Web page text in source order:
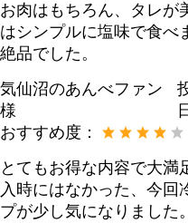
お肉はもちろん、タレが
はシンプルに塩味で食べ
絶品でした。
気仙沼のあんべファン
様
おすすめ度：
とてもお得な内容で大満
入時にはなかった、今回
プが少し気になりました